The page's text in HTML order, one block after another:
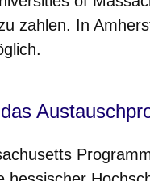
zahlen. In